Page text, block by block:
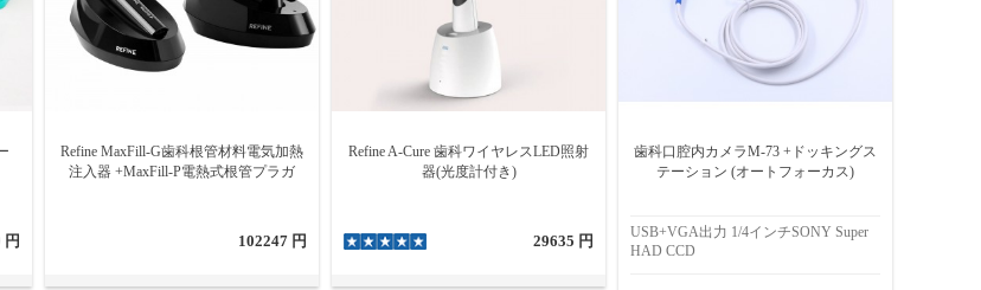
円
Refine MaxFill-G歯科根管材料電気加熱
注入器 +MaxFill-P電熱式根管プラガ
102247 円
Refine A-Cure 歯科ワイヤレスLED照射
器(光度計付き)
29635 円
歯科口腔内カメラM-73 +ドッキングス
テーション (オートフォーカス)
USB+VGA出力 1/4インチSONY Super
HAD CCD